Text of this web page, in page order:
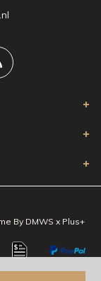
By DMWS x Plus+